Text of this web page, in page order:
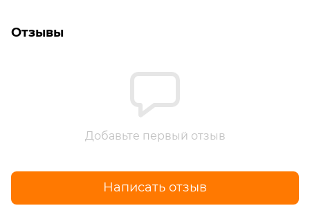
Отзывы
Добавьте первый отзыв
Написать отзыв